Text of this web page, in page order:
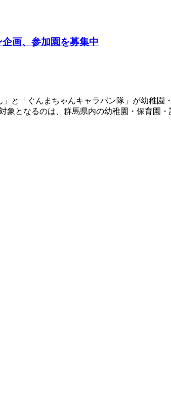
画、参加園を募集中
と「ぐんまちゃんキャラバン隊」が幼稚園
となるのは、群馬県内の幼稚園・保育園